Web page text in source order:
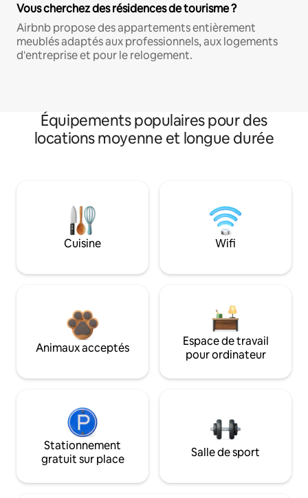
Vous cherchez des résidences de tourisme ?
Airbnb propose des appartements entièrement
meublés adaptés aux professionnels, aux logements
d'entreprise et pour le relogement.
Équipements populaires pour des
locations moyenne et longue durée
Cuisine Wifi
Animaux acceptés
Espace de travail
pour ordinateur
Stationnement
gratuit sur place
Salle de sport